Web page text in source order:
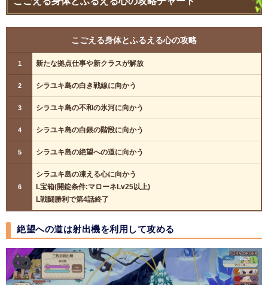
こごえる身体とふるえる心の攻略
1 新たな拠点仕事や新クラスが解放
2 シラユキ島の白き戦線に向かう
3 シラユキ島の不和の氷河に向かう
4 シラユキ島の白銀の階段に向かう
5 シラユキ島の絶望への道に向かう
6
シラユキ島の凍える心に向かう
L宝箱(開錠条件:マローネLv25以上)
L戦闘勝利で第4話終了
絶望への道は射出機を利用して攻める